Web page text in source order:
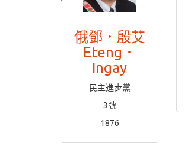
俄鄧．殷艾
Eteng．
Ingay
民主進步黨
3號
1876